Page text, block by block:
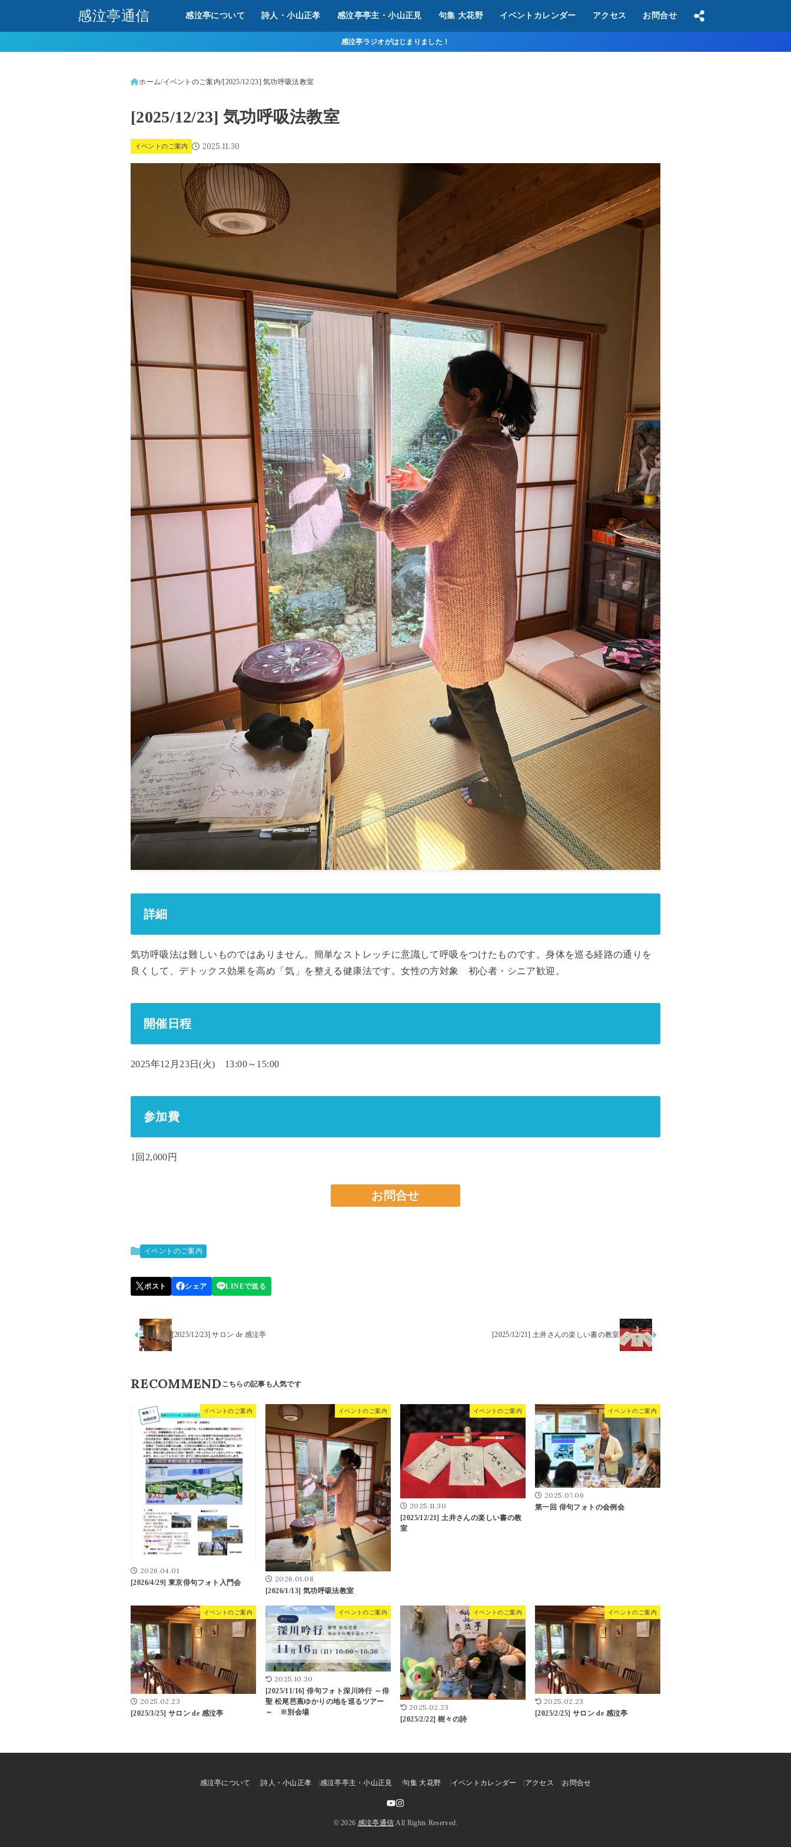
感泣亭通信 感泣亭について 詩人・小山正孝 感泣亭亭主・小山正見 句集 大花野 イベントカレンダー アクセス お問合せ
感泣亭ラジオがはじまりました！
ホーム イベントのご案内 [2025/12/23] 気功呼吸法教室
[2025/12/23] 気功呼吸法教室
イベントのご案内 2025.11.30
詳細
気功呼吸法は難しいものではありません。簡単なストレッチに意識して呼吸をつけたものです。身体を巡る経路の通りを
良くして、デトックス効果を高め「気」を整える健康法です。女性の方対象 初心者・シニア歓迎。
開催日程
2025年12月23日(火) 13:00～15:00
参加費
1回2,000円
お問合せ
イベントのご案内
[2025/12/23] サロン de 感泣亭 [2025/12/21] 土井さんの楽しい書の教室
RECOMMEND
イベントのご案内
2026.04.01
[2026/4/29] 東京俳句フォト入門会
イベントのご案内
2026.01.08
[2026/1/13] 気功呼吸法教室
イベントのご案内
2025.11.30
[2025/12/21] 土井さんの楽しい書の教
室
イベントのご案内
2025.07.06
第一回 俳句フォトの会例会
イベントのご案内
2025.02.23
[2025/3/25] サロン de 感泣亭
イベントのご案内
2025.10.30
[2025/11/16] 俳句フォト深川吟行 ～俳
聖 松尾芭蕉ゆかりの地を巡るツアー
～ ※別会場
イベントのご案内
2025.02.23
[2025/2/22] 樹々の詩
イベントのご案内
2025.02.23
[2025/2/25] サロン de 感泣亭
感泣亭について 詩人・小山正孝 感泣亭亭主・小山正見 句集 大花野 イベントカレンダー アクセス お問合せ
© 2026 感泣亭通信 All Rights Reserved.